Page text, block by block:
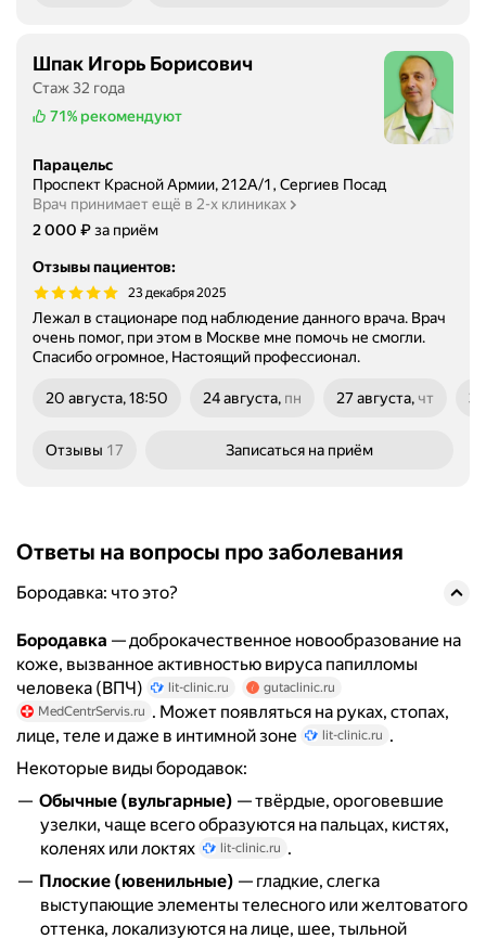
Шпак Игорь Борисович
Стаж 32 года
71% рекомендуют
Парацельс
Проспект Красной Армии, 212А/1, Сергиев Посад
Врач принимает ещё в 2-х клиниках
Цена
2000
2 000 ₽за приём
Отзывы пациентов:
23 декабря 2025
Лежал в стационаре под наблюдение данного врача. Врач
очень помог, при этом в Москве мне помочь не смогли.
Спасибо огромное, Настоящий профессионал.
20 августа, 18:50 24 августа, пн
27 августа, чт
Отзывы 17 Записаться на приём
Ответы на вопросы про заболевания
Бородавка: что это?
Бородавка — доброкачественное новообразование на
коже, вызванное активностью вируса папилломы
человека (ВПЧ)
lit-clinic.ru
gutaclinic.ru
MedCentrServis.ru . Может появляться на руках, стопах,
лице, теле и даже в интимной зоне
lit-clinic.ru .
Некоторые виды бородавок:
Обычные (вульгарные) — твёрдые, ороговевшие
узелки, чаще всего образуются на пальцах, кистях,
коленях или локтях
lit-clinic.ru .
Плоские (ювенильные) — гладкие, слегка
выступающие элементы телесного или желтоватого
оттенка, локализуются на лице, шее, тыльной